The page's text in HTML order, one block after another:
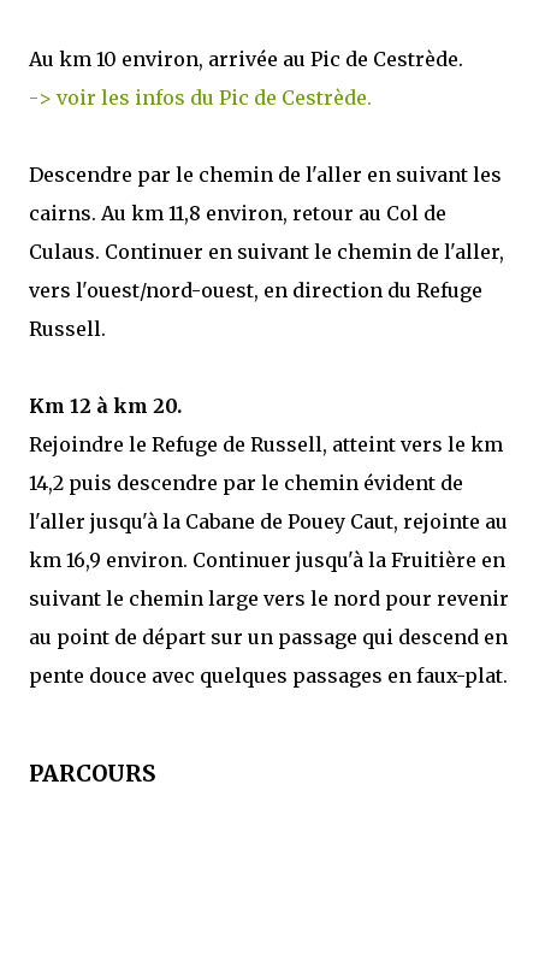
Au km 10 environ, arrivée au Pic de Cestrède.
-> voir les infos du Pic de Cestrède.
Descendre par le chemin de l'aller en suivant les
cairns. Au km 11,8 environ, retour au Col de
Culaus. Continuer en suivant le chemin de l'aller,
vers l'ouest/nord-ouest, en direction du Refuge
Russell.
Km 12 à km 20.
Rejoindre le Refuge de Russell, atteint vers le km
14,2 puis descendre par le chemin évident de
l'aller jusqu'à la Cabane de Pouey Caut, rejointe au
km 16,9 environ. Continuer jusqu'à la Fruitière en
suivant le chemin large vers le nord pour revenir
au point de départ sur un passage qui descend en
pente douce avec quelques passages en faux-plat.
PARCOURS